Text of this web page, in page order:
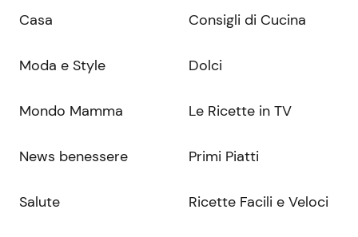
Casa
Moda e Style
Mondo Mamma
News benessere
Salute
Consigli di Cucina
Dolci
Le Ricette in TV
Primi Piatti
Ricette Facili e Veloci